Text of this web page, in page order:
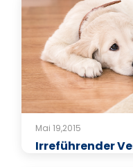
Mai 19,2015
Irreführender